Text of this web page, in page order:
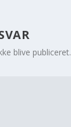
blive publiceret.